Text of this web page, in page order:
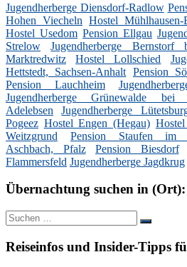
Jugendherberge Diensdorf-Radlow
Hohen Viecheln Hostel Mühlhausen-
Hostel Usedom Pension Ellgau
Strelow
Jugendherberge Bernstorf
Marktredwitz
Hostel Lollschied
Hettstedt, Sachsen-Anhalt Pension
Pension Lauchheim
Jugendherberge Grünewalde bei
Adelebsen
Jugendherberge
Pogeez Hostel Engen (Hegau)
Weitzgrund
Pension Staufen im
Aschbach, Pfalz
Pension Biesdorf
Flammersfeld Jugendherberge Jagdkrug
Übernachtung suchen in (Ort):
Suche
nach:
Suchen
Reiseinfos und Insider-Tipps